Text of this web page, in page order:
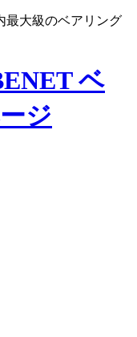
最大級のベアリング